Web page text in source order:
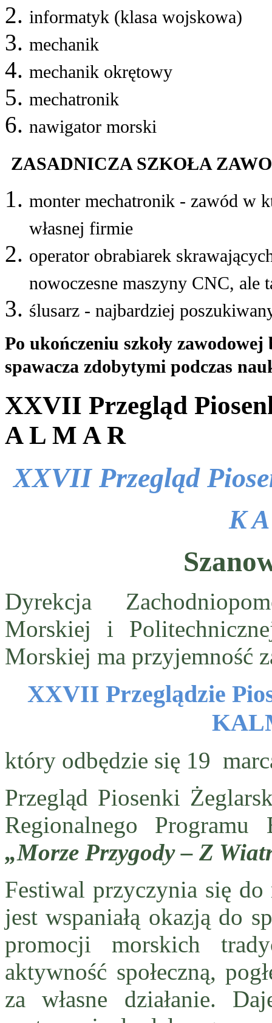
informatyk (klasa wojskowa)
mechanik
mechanik okrętowy
mechatronik
nawigator morski
ZASADNICZA SZKOŁA
monter mechatronik - zawód w
własnej firmie
operator obrabiarek
nowoczesne maszyny CNC, ale
ślusarz - najbardziej
Po ukończeniu szkoły
spawacza zdobytymi podczas
XXVII Przegląd
A L M A R
XXVII Przegląd
K
Dyrekcja
Morskiej i
Morskiej ma przyjemność
XXVII Przeglądzie
który odbędzie się 19
Przegląd Piosenki
Regionalnego
„Morze Przygody – Z
Festiwal przyczynia się
jest wspaniałą okazją do
promocji morskich
aktywność społeczną,
za własne działanie.